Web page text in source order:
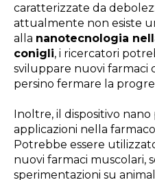
caratterizzate da
attualmente non esiste
alla nanotecnologia
conigli, i ricercatori
sviluppare nuovi farmaci
persino fermare la
Inoltre, il dispositivo
applicazioni nella
Potrebbe essere
nuovi farmaci muscolari,
sperimentazioni su